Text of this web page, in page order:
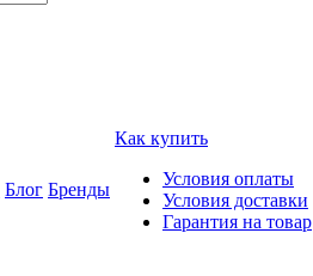
Блог Бренды
Как купить
Условия оплаты
Условия доставки
Гарантия на товар